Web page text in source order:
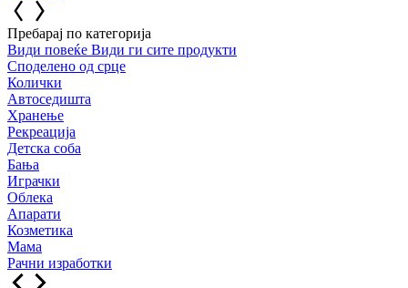
Пребарај по категорија
Види повеќе Види ги сите продукти
Споделено од срце
Колички
Автоседишта
Хранење
Рекреација
Детска соба
Бања
Играчки
Облека
Апарати
Козметика
Мама
Рачни изработки